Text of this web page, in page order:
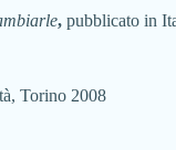
, pubblicato in
Torino 2008